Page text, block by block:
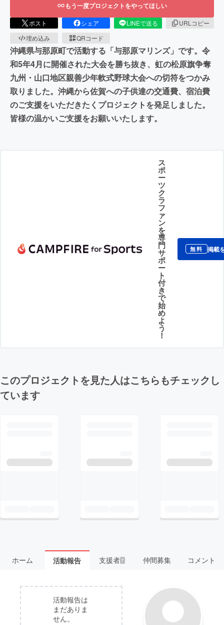
もう一度プロジェクトをやってほしい
ポスト シェア LINEで送る
URLコピー
埋め込み
QRコード
沖縄県与那原町で活動する「与那原マリンズ」です。令
和5年4月に開催された大会を勝ち抜き、虹の松原旗争奪
九州・山口地区親善少年軟式野球大会への切符をつかみ
取りました。沖縄から佐賀への子供達の交通費、宿泊費
のご支援をいただきたくプロジェクトを発足しました。
皆様の温かいご支援をお願いいたします。
ス
ポ
ー
ツ
ク
ラ
フ
ァ
ン
を
専
門
サ
ポ
ー
ト
付
き
で
始
め
よ
う
！
無料 掲載
このプロジェクトを見た人はこちらもチェックし
ています
ホーム 活動報告 支援者7 仲間募集 コメント
活動報告は
まだありま
せん。